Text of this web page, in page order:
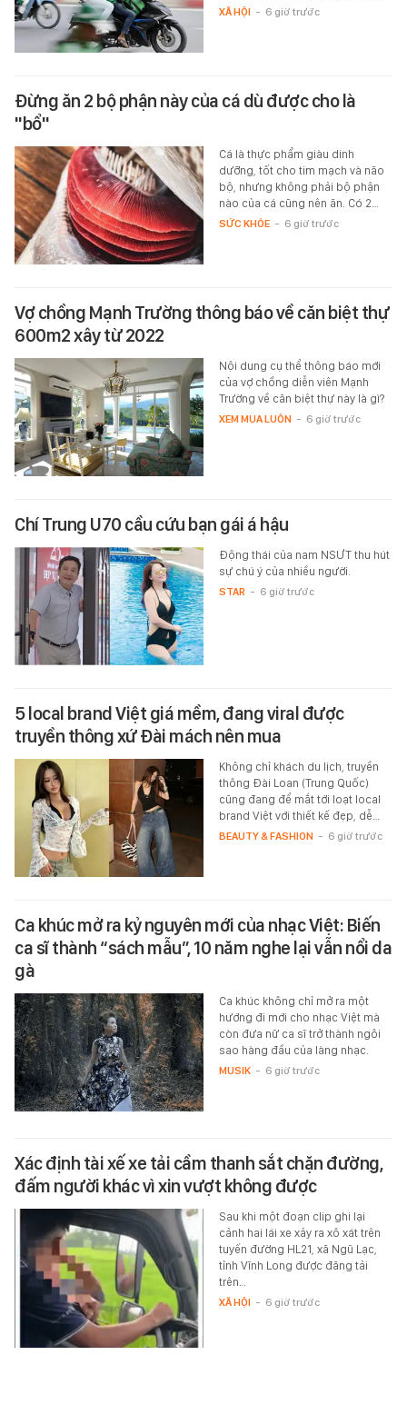
XÃ HỘI - 6 giờ trước
Đừng ăn 2 bộ phận này của cá dù được cho là
"bổ"
Cá là thực phẩm giàu dinh
dưỡng, tốt cho tim mạch và não
bộ, nhưng không phải bộ phận
nào của cá cũng nên ăn. Có 2…
SỨC KHỎE - 6 giờ trước
Vợ chồng Mạnh Trường thông báo về căn biệt thự
600m2 xây từ 2022
Nội dung cụ thể thông báo mới
của vợ chồng diễn viên Mạnh
Trường về căn biệt thự này là gì?
XEM MUA LUÔN - 6 giờ trước
Chí Trung U70 cầu cứu bạn gái á hậu
Động thái của nam NSƯT thu hút
sự chú ý của nhiều người.
STAR - 6 giờ trước
5 local brand Việt giá mềm, đang viral được
truyền thông xứ Đài mách nên mua
Không chỉ khách du lịch, truyền
thông Đài Loan (Trung Quốc)
cũng đang để mắt tới loạt local
brand Việt với thiết kế đẹp, dễ…
BEAUTY & FASHION - 6 giờ trước
Ca khúc mở ra kỷ nguyên mới của nhạc Việt: Biến
ca sĩ thành “sách mẫu”, 10 năm nghe lại vẫn nổi da
gà
Ca khúc không chỉ mở ra một
hướng đi mới cho nhạc Việt mà
còn đưa nữ ca sĩ trở thành ngôi
sao hàng đầu của làng nhạc.
MUSIK - 6 giờ trước
Xác định tài xế xe tải cầm thanh sắt chặn đường,
đấm người khác vì xin vượt không được
Sau khi một đoạn clip ghi lại
cảnh hai lái xe xảy ra xô xát trên
tuyến đường HL21, xã Ngũ Lạc,
tỉnh Vĩnh Long được đăng tải
trên…
XÃ HỘI - 6 giờ trước